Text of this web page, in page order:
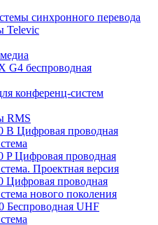
синхронного перевода
Televic
G4 беспроводная
конференц-систем
RMS
B Цифровая проводная
P Цифровая проводная
Проектная версия
Цифровая проводная
нового поколения
Беспроводная UHF